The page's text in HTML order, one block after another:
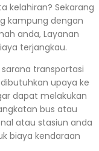
kelahiran? Sekarang
kampung dengan
anda, Layanan
terjangkau.
transportasi
upaya ke
dapat melakukan
bus atau
atau stasiun anda
biaya kendaraan